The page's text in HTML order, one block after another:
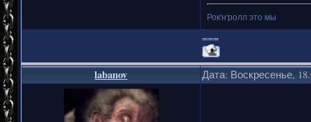
Рок'н'ролл это мы
===
labanov Дата: Воскресенье,